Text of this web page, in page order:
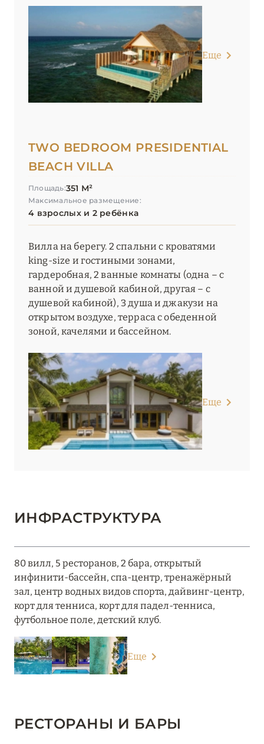
Еще
TWO BEDROOM PRESIDENTIAL
BEACH VILLA
Площадь:351 М²
Максимальное размещение:
4 взрослых и 2 ребёнка
Вилла на берегу. 2 спальни с кроватями
king-size и гостиными зонами,
гардеробная, 2 ванные комнаты (одна – с
ванной и душевой кабиной, другая – с
душевой кабиной), 3 душа и джакузи на
открытом воздухе, терраса с обеденной
зоной, качелями и бассейном.
Еще
ИНФРАСТРУКТУРА
80 вилл, 5 ресторанов, 2 бара, открытый
инфинити-бассейн, спа-центр, тренажёрный
зал, центр водных видов спорта, дайвинг-центр,
корт для тенниса, корт для падел-тенниса,
футбольное поле, детский клуб.
Еще
РЕСТОРАНЫ И БАРЫ